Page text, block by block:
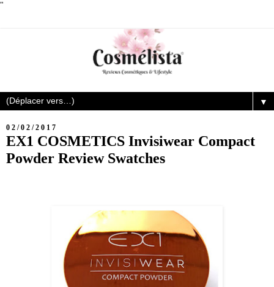
"
▼
02/02/2017
EX1 COSMETICS Invisiwear Compact
Powder Review Swatches